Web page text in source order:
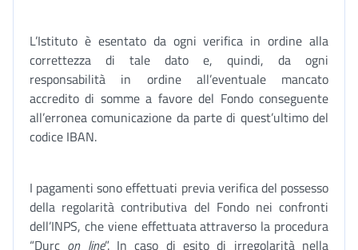
L’Istituto è esentato da ogni verifica in ordine alla
correttezza di tale dato e, quindi, da ogni
responsabilità in ordine all’eventuale mancato
accredito di somme a favore del Fondo conseguente
all’erronea comunicazione da parte di quest’ultimo del
codice IBAN.
I pagamenti sono effettuati previa verifica del possesso
della regolarità contributiva del Fondo nei confronti
dell’INPS, che viene effettuata attraverso la procedura
“Durc on line”. In caso di esito di irregolarità nella